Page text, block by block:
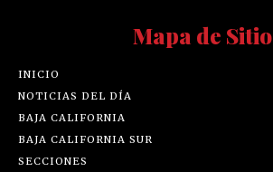
Mapa de Sitio
INICIO
NOTICIAS DEL DÍA
BAJA CALIFORNIA
BAJA CALIFORNIA SUR
SECCIONES